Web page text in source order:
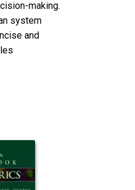
making.
system
and